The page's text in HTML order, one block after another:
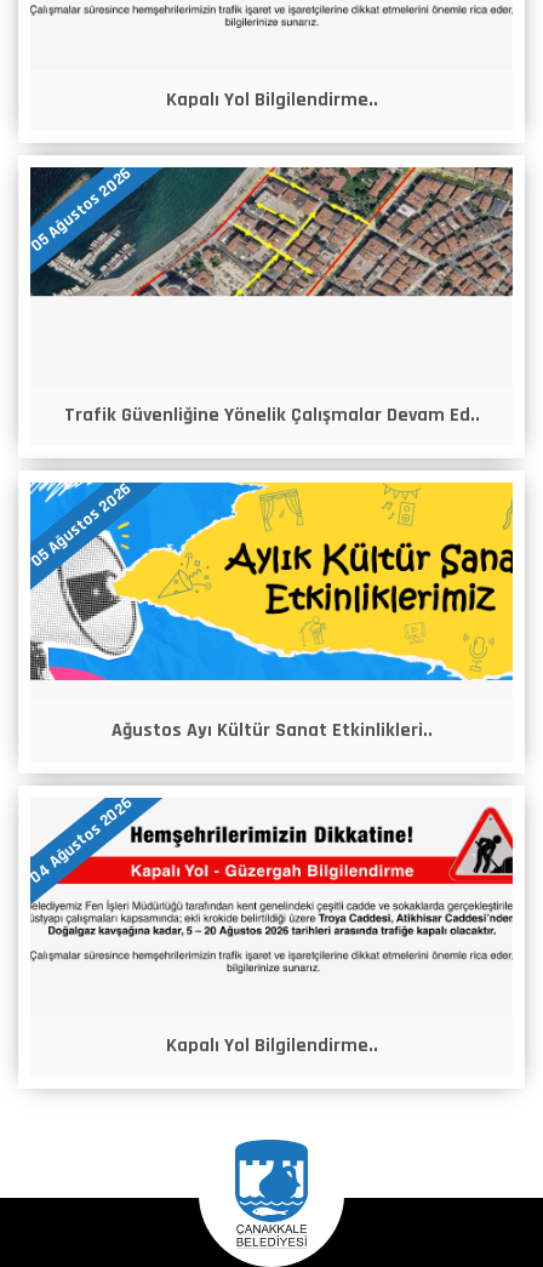
Kapalı Yol Bilgilendirme..
05 Ağustos 2026
Trafik Güvenliğine Yönelik Çalışmalar Devam Ed..
05 Ağustos 2026
Ağustos Ayı Kültür Sanat Etkinlikleri..
04 Ağustos 2026
Kapalı Yol Bilgilendirme..